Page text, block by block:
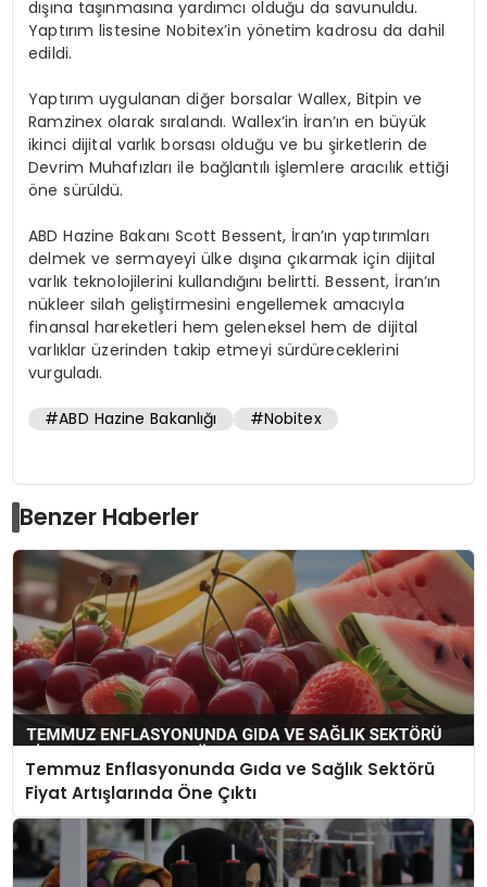
dışına taşınmasına yardımcı olduğu da savunuldu.
Yaptırım listesine Nobitex’in yönetim kadrosu da dahil
edildi.
Yaptırım uygulanan diğer borsalar Wallex, Bitpin ve
Ramzinex olarak sıralandı. Wallex’in İran’ın en büyük
ikinci dijital varlık borsası olduğu ve bu şirketlerin de
Devrim Muhafızları ile bağlantılı işlemlere aracılık ettiği
öne sürüldü.
ABD Hazine Bakanı Scott Bessent, İran’ın yaptırımları
delmek ve sermayeyi ülke dışına çıkarmak için dijital
varlık teknolojilerini kullandığını belirtti. Bessent, İran’ın
nükleer silah geliştirmesini engellemek amacıyla
finansal hareketleri hem geleneksel hem de dijital
varlıklar üzerinden takip etmeyi sürdüreceklerini
vurguladı.
#ABD Hazine Bakanlığı #Nobitex
Benzer Haberler
Temmuz Enflasyonunda Gıda ve Sağlık Sektörü
Fiyat Artışlarında Öne Çıktı